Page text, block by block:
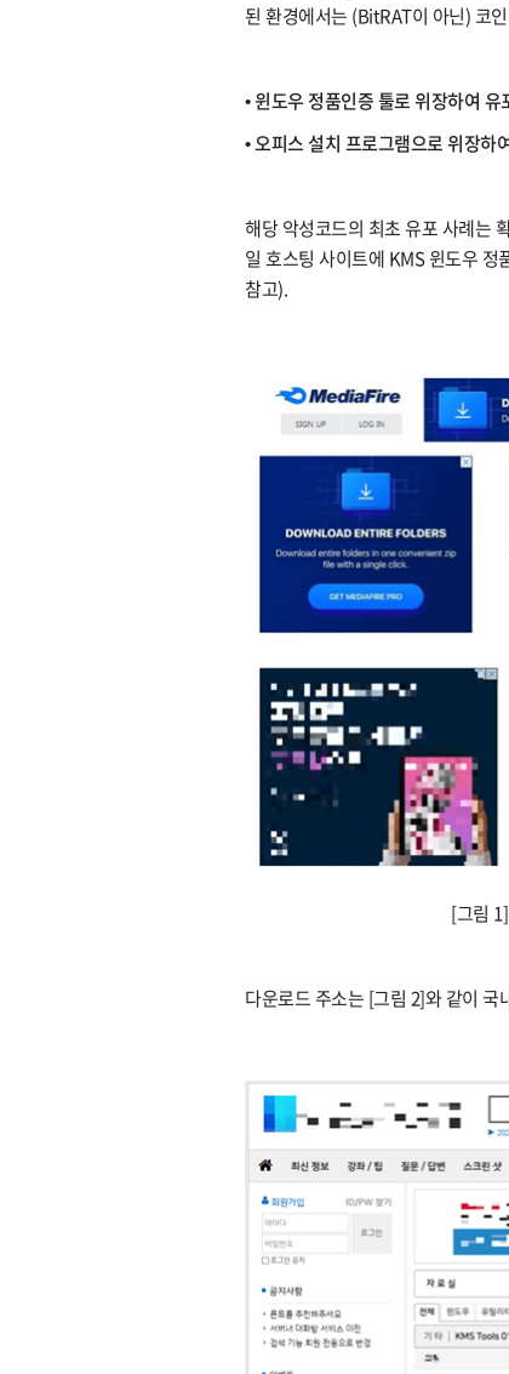
된 환경에서는 (BitRAT이 아닌) 코
• 윈도우 정품인증 툴로 위장하여
• 오피스 설치 프로그램으로 위장하
해당 악성코드의 최초 유포 사례는
일 호스팅 사이트에 KMS 윈도우
참고).
[그림
다운로드 주소는 [그림 2]와 같이 국